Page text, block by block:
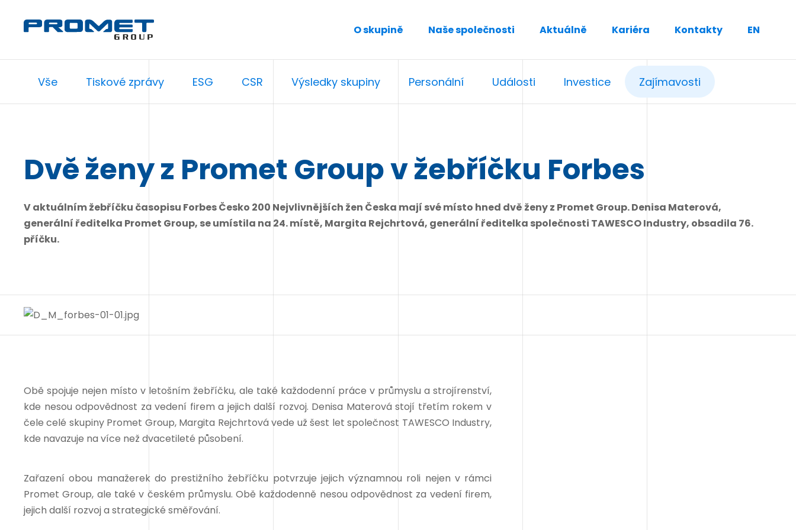
O skupině Naše společnosti Aktuálně Kariéra Kontakty EN
Vše Tiskové zprávy ESG CSR Výsledky skupiny Personální Události Investice Zajímavosti
Dvě ženy z Promet Group v žebříčku Forbes
V aktuálním žebříčku časopisu Forbes Česko 200 Nejvlivnějších žen Česka mají své místo hned dvě ženy z Promet Group. Denisa Materová,
generální ředitelka Promet Group, se umístila na 24. místě, Margita Rejchrtová, generální ředitelka společnosti TAWESCO Industry, obsadila 76.
příčku.
Obě spojuje nejen místo v letošním žebříčku, ale také každodenní práce v průmyslu a strojírenství,
kde nesou odpovědnost za vedení firem a jejich další rozvoj. Denisa Materová stojí třetím rokem v
čele celé skupiny Promet Group, Margita Rejchrtová vede už šest let společnost TAWESCO Industry,
kde navazuje na více než dvacetileté působení.
Zařazení obou manažerek do prestižního žebříčku potvrzuje jejich významnou roli nejen v rámci
Promet Group, ale také v českém průmyslu. Obě každodenně nesou odpovědnost za vedení firem,
jejich další rozvoj a strategické směřování.